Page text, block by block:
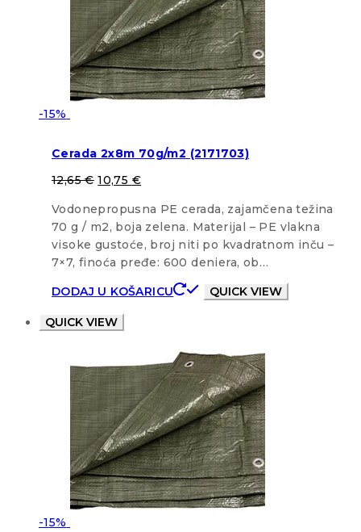
-15%
Cerada 2x8m 70g/m2 (2171703)
12,65€ 10,75 €
Vodonepropusna PE cerada, zajamčena težina
70 g / m2, boja zelena. Materijal – PE vlakna
visoke gustoće, broj niti po kvadratnom inču –
7×7, finoća pređe: 600 deniera, ob…
DODAJ U KOŠARICU
QUICK VIEW
QUICK VIEW
-15%